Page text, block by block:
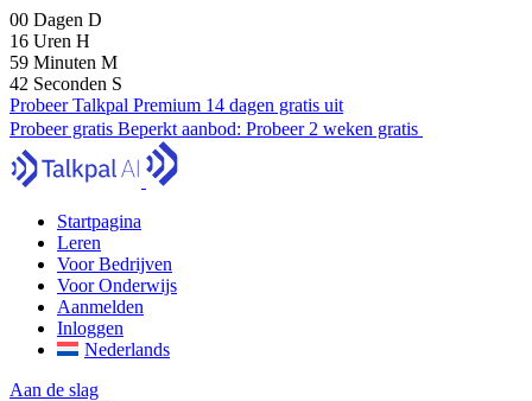
00 Dagen D
16 Uren H
59 Minuten M
41 Seconden S
Probeer Talkpal Premium 14 dagen gratis uit
Probeer gratis Beperkt aanbod: Probeer 2 weken gratis
Startpagina
Leren
Voor Bedrijven
Voor Onderwijs
Aanmelden
Inloggen
Nederlands
Aan de slag